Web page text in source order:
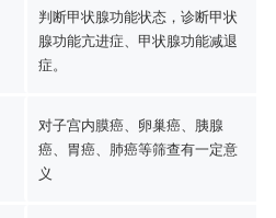
判断甲状腺功能状态，诊断甲状
腺功能亢进症、甲状腺功能减退
症。
对子宫内膜癌、卵巢癌、胰腺
癌、胃癌、肺癌等筛查有一定意
义